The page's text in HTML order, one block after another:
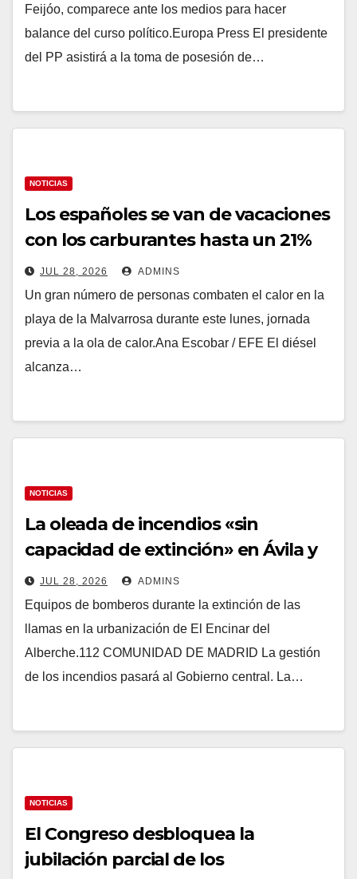
Feijóo, comparece ante los medios para hacer
balance del curso político.Europa Press El presidente
del PP asistirá a la toma de posesión de…
NOTICIAS
Los españoles se van de vacaciones
con los carburantes hasta un 21%
más caros que el año pasado y los
hoteles disparados
JUL 28, 2026 ADMINS
Un gran número de personas combaten el calor en la
playa de la Malvarrosa durante este lunes, jornada
previa a la ola de calor.Ana Escobar / EFE El diésel
alcanza…
NOTICIAS
La oleada de incendios «sin
capacidad de extinción» en Ávila y
al oeste de Madrid obliga a declarar
la emergencia nacional
JUL 28, 2026 ADMINS
Equipos de bomberos durante la extinción de las
llamas en la urbanización de El Encinar del
Alberche.112 COMUNIDAD DE MADRID La gestión
de los incendios pasará al Gobierno central. La…
NOTICIAS
El Congreso desbloquea la
jubilación parcial de los